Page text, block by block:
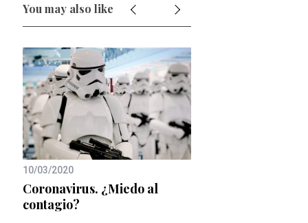
You may also like
10/03/2020
Coronavirus. ¿Miedo al
contagio?